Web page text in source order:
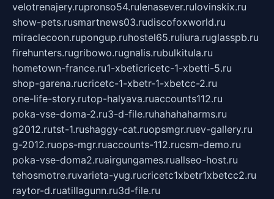
velotrenajery.rupronso54.rulenasever.rulovinskix.ru
show-pets.rusmartnews03.rudiscofoxworld.ru
miraclecoon.rupongup.ruhostel65.ruliura.ruglasspb.ru
firehunters.rugribowo.rugnalis.rubulkitula.ru
hometown-france.ru1-xbeticricetc-1-xbetti-5.ru
shop-garena.rucricetc-1-xbetr-1-xbetcc-2.ru
one-life-story.rutop-halyava.ruaccounts112.ru
poka-vse-doma-2.ru3-d-file.ruhahahaharms.ru
g2012.rutst-1.rushaggy-cat.ruopsmgr.ruev-gallery.ru
g-2012.ruops-mgr.ruaccounts-112.rucsm-demo.ru
poka-vse-doma2.ruairgungames.ruallseo-host.ru
tehosmotre.ruvarieta-yug.rucricetc1xbetr1xbetcc2.ru
raytor-d.ruatillagunn.ru3d-file.ru